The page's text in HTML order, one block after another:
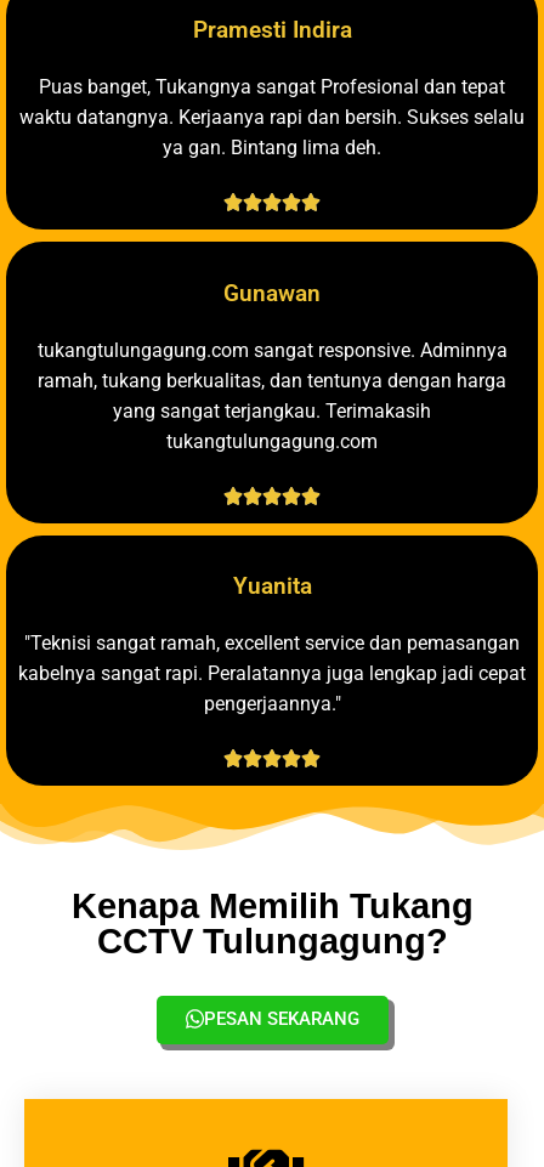
Pramesti Indira
Puas banget, Tukangnya sangat Profesional dan tepat
waktu datangnya. Kerjaanya rapi dan bersih. Sukses selalu
ya gan. Bintang lima deh.

Gunawan
tukangtulungagung.com sangat responsive. Adminnya
ramah, tukang berkualitas, dan tentunya dengan harga
yang sangat terjangkau. Terimakasih
tukangtulungagung.com

Yuanita
"Teknisi sangat ramah, excellent service dan pemasangan
kabelnya sangat rapi. Peralatannya juga lengkap jadi cepat
pengerjaannya."

Kenapa Memilih Tukang
CCTV Tulungagung?
PESAN SEKARANG